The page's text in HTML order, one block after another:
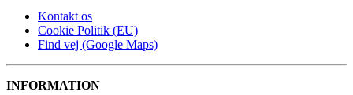
Kontakt os
Cookie Politik (EU)
Find vej (Google Maps)
INFORMATION